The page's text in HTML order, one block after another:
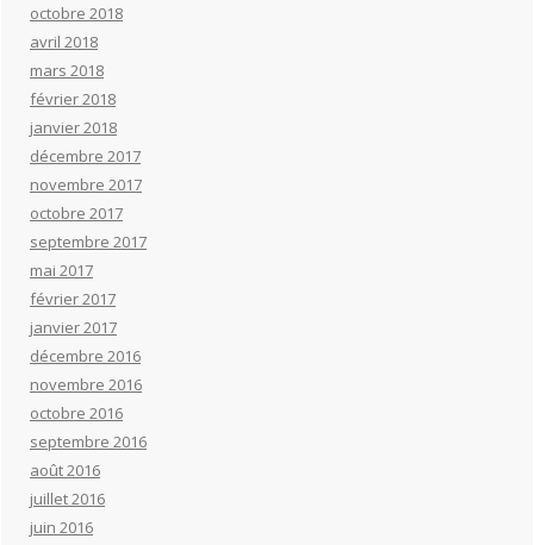
octobre 2018
avril 2018
mars 2018
février 2018
janvier 2018
décembre 2017
novembre 2017
octobre 2017
septembre 2017
mai 2017
février 2017
janvier 2017
décembre 2016
novembre 2016
octobre 2016
septembre 2016
août 2016
juillet 2016
juin 2016